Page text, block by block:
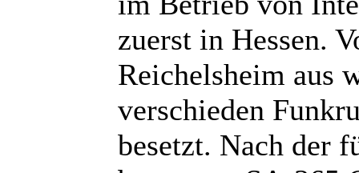
zuerst in Hessen.
Reichelsheim aus
verschieden
besetzt. Nach der